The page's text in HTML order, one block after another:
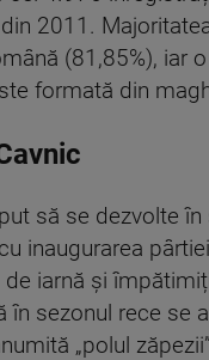
2011.
(81,85%), iar
formată din
să se dezvolte în
inaugurarea
de iarnă și
în sezonul rece se
„polul